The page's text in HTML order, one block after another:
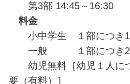
第3部 14:45～16:30
料金
小中学生 １部につき
一般 １部につき
幼児無料［幼児１人に
要（有料）］